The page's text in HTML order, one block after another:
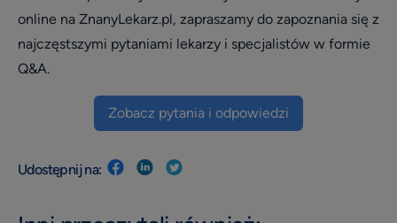
online na ZnanyLekarz.pl, zapraszamy do zapoznania się z
najczęstszymi pytaniami lekarzy i specjalistów w formie
Q&A.
Zobacz pytania i odpowiedzi
Udostępnij na: